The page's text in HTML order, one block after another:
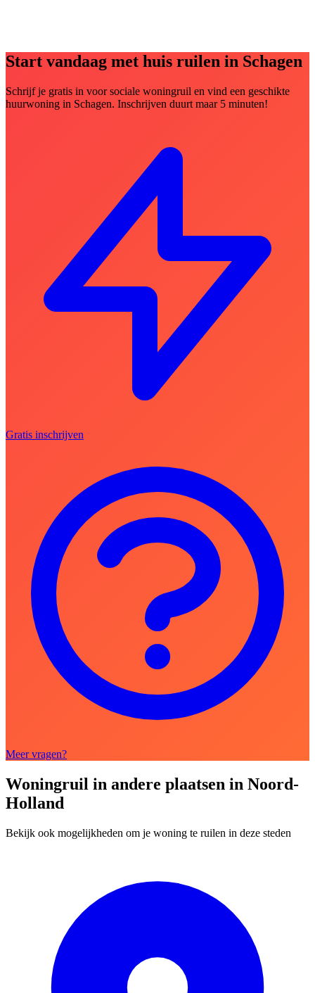
Start vandaag met huis ruilen in Schagen
Schrijf je gratis in voor sociale woningruil en vind een geschikte
huurwoning in Schagen. Inschrijven duurt maar 5 minuten!
Gratis inschrijven
Meer vragen?
Woningruil in andere plaatsen in Noord-
Holland
Bekijk ook mogelijkheden om je woning te ruilen in deze steden